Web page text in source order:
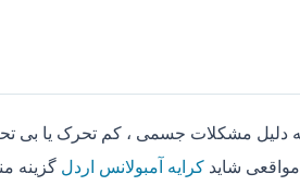
مشکلات جسمی ، کم تحرک یا بی
شاید کرایه آمبولانس اردل گزینه